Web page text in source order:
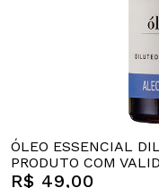
ÓLEO ESSENCIAL
PRODUTO COM
R$ 49,00